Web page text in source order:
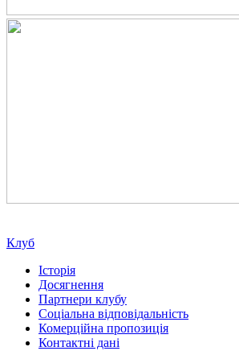
Клуб
Історія
Досягнення
Партнери клубу
Соціальна відповідальність
Комерційна пропозиція
Контактні дані